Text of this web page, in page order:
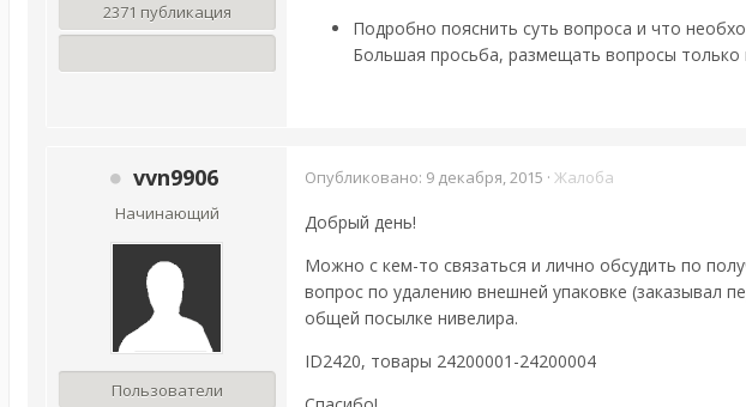
2371 публикация
Подробно пояснить суть вопроса и что
Большая просьба, размещать вопросы только
vvn9906
Начинающий
Пользователи
Опубликовано: 9 декабря, 2015 · Жалоба
Добрый день!
Можно с кем-то связаться и лично обсудить по
вопрос по удалению внешней упаковке (заказывал
общей посылке нивелира.
ID2420, товары 24200001-24200004